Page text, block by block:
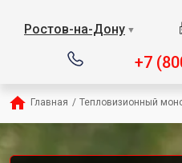
Ростов-на-Дону ▼
+7
Главная / Тепловизионный